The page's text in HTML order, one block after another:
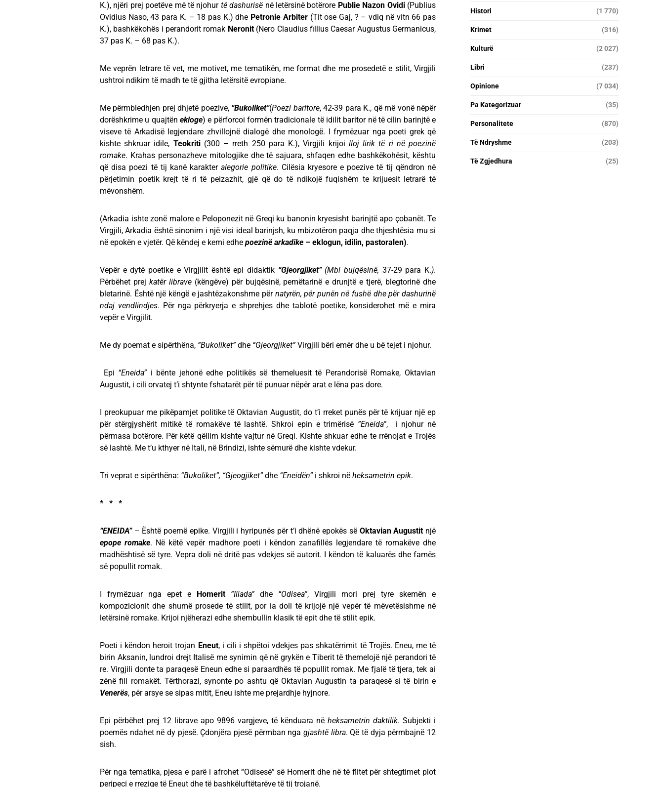
K.), njëri prej poetëve më të njohur të dashurisë në letërsinë botërore Publie Nazon Ovidi (Publius
Ovidius Naso, 43 para K. – 18 pas K.) dhe Petronie Arbiter (Tit ose Gaj, ? – vdiq në vitn 66 pas
K.), bashkëkohës i perandorit romak Neronit(Nero Claudius fillius Caesar Augustus Germanicus,
37 pas K. – 68 pas K.).
Me veprën letrare të vet, me motivet, me tematikën, me format dhe me prosedetë e stilit, Virgjili
ushtroi ndikim të madh te të gjitha letërsitë evropiane.
Me përmbledhjen prej dhjetë poezive, “Bukoliket”(Poezi baritore, 42-39 para K., që më vonë nëpër
dorëshkrime u quajtën ekloge) e përforcoi formën tradicionale të idilit baritor në të cilin barinjtë e
viseve të Arkadisë legjendare zhvillojnë dialogë dhe monologë. I frymëzuar nga poeti grek që
kishte shkruar idile, Teokriti (300 – rreth 250 para K.), Virgjili krijoi lloj lirik të ri në poezinë
romake. Krahas personazheve mitologjike dhe të sajuara, shfaqen edhe bashkëkohësit, kështu
që disa poezi të tij kanë karakteralegorie politike. Cilësia kryesore e poezive të tij qëndron në
përjetimin poetik krejt të ri të peizazhit, gjë që do të ndikojë fuqishëm te krijuesit letrarë të
mëvonshëm.
(Arkadia ishte zonë malore e Peloponezit në Greqi ku banonin kryesisht barinjtë apo çobanët. Te
Virgjili, Arkadia është sinonim i një visi ideal barinjsh, ku mbizotëron paqja dhe thjeshtësia mu si
në epokën e vjetër. Që këndej e kemi edhe poezinë arkadike – eklogun, idilin, pastoralen).
Vepër e dytë poetike e Virgjilit është epi didaktik “Gjeorgjiket” (Mbi bujqësinë, 37-29 para K.).
Përbëhet prej katër librave(këngëve) për bujqësinë, pemëtarinë e drunjtë e tjerë, blegtorinë dhe
bletarinë. Është një këngë e jashtëzakonshme për natyrën, për punën në fushë dhe për dashurinë
ndaj vendlindjes. Për nga përkryerja e shprehjes dhe tablotë poetike, konsiderohet më e mira
vepër e Virgjilit.
Me dy poemat e sipërthëna, “Bukoliket”dhe “Gjeorgjiket”Virgjili bëri emër dhe u bë tejet i njohur.
Epi “Eneida”i bënte jehonë edhe politikës së themeluesit të Perandorisë Romake, Oktavian
Augustit, i cili orvatej t’i shtynte fshatarët për të punuar nëpër arat e lëna pas dore.
I preokupuar me pikëpamjet politike të Oktavian Augustit, do t’i rreket punës për të krijuar një ep
për stërgjyshërit mitikë të romakëve të lashtë. Shkroi epin e trimërisë “Eneida”, i njohur në
përmasa botërore. Për këtë qëllim kishte vajtur në Greqi. Kishte shkuar edhe te rrënojat e Trojës
së lashtë. Me t’u kthyer në Itali, në Brindizi, ishte sëmurë dhe kishte vdekur.
Tri veprat e sipërthëna: “Bukoliket”, “Gjeogjiket”dhe “Eneidën”i shkroi në heksametrin epik.
* * *
“ENEIDA” – Është poemë epike. Virgjili i hyripunës për t’i dhënë epokës së Oktavian Augustit një
epope romake. Në këtë vepër madhore poeti i këndon zanafillës legjendare të romakëve dhe
madhështisë së tyre. Vepra doli në dritë pas vdekjes së autorit. I këndon të kaluarës dhe famës
së popullit romak.
I frymëzuar nga epet e Homerit “Iliada”dhe “Odisea”, Virgjili mori prej tyre skemën e
kompozicionit dhe shumë prosede të stilit, por ia doli të krijojë një vepër të mëvetësishme në
letërsinë romake. Krijoi njëherazi edhe shembullin klasik të epit dhe të stilit epik.
Poeti i këndon heroit trojan Eneut, i cili i shpëtoi vdekjes pas shkatërrimit të Trojës. Eneu, me të
birin Aksanin, lundroi drejt Italisë me synimin që në grykën e Tiberit të themelojë një perandori të
re. Virgjili donte ta paraqesë Eneun edhe si paraardhës të popullit romak. Me fjalë të tjera, tek ai
zënë fill romakët. Tërthorazi, synonte po ashtu që Oktavian Augustin ta paraqesë si të birin e
Venerës, për arsye se sipas mitit, Eneu ishte me prejardhje hyjnore.
Epi përbëhet prej 12 librave apo 9896 vargjeve, të kënduara në heksametrin daktilik. Subjekti i
poemës ndahet në dy pjesë. Çdonjëra pjesë përmban nga gjashtë libra. Që të dyja përmbajnë 12
sish.
Për nga tematika, pjesa e parë i afrohet “Odisesë” së Homerit dhe në të flitet për shtegtimet plot
peripeci e rreziqe të Eneut dhe të bashkëluftëtarëve të tij trojanë.
Histori (1 770)
Krimet (316)
Kulturë (2 027)
Libri (237)
Opinione (7 034)
Pa Kategorizuar (35)
Personalitete (870)
Të Ndryshme (203)
Të Zgjedhura (25)